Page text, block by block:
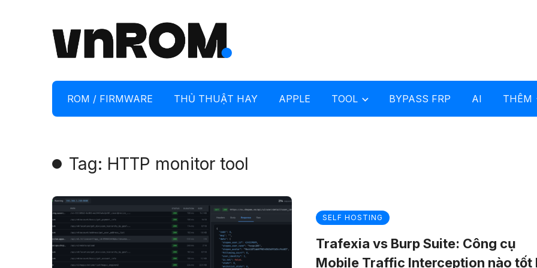
ROM / FIRMWARE THỦ THUẬT HAY APPLE TOOL BYPASS FRP AI THÊM
Tag: HTTP monitor tool
SELF HOSTING
Trafexia vs Burp Suite: Công cụ
Mobile Traffic Interception nào tốt